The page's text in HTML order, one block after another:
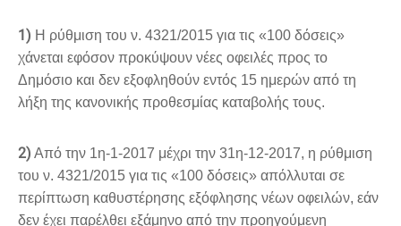
1) Η ρύθμιση του ν. 4321/2015 για τις «100 δόσεις»
χάνεται εφόσον προκύψουν νέες οφειλές προς το
Δημόσιο και δεν εξοφληθούν εντός 15 ημερών από τη
λήξη της κανονικής προθεσμίας καταβολής τους.
2) Από την 1η-1-2017 μέχρι την 31η-12-2017, η ρύθμιση
του ν. 4321/2015 για τις «100 δόσεις» απόλλυται σε
περίπτωση καθυστέρησης εξόφλησης νέων οφειλών, εάν
δεν έχει παρέλθει εξάμηνο από την προηγούμενη